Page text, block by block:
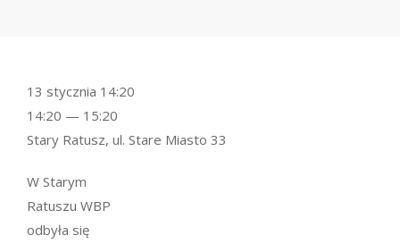
W Starym
Ratuszu WBP
odbyła się
13 stycznia 14:20
14:20 — 15:20
Stary Ratusz, ul. Stare Miasto 33